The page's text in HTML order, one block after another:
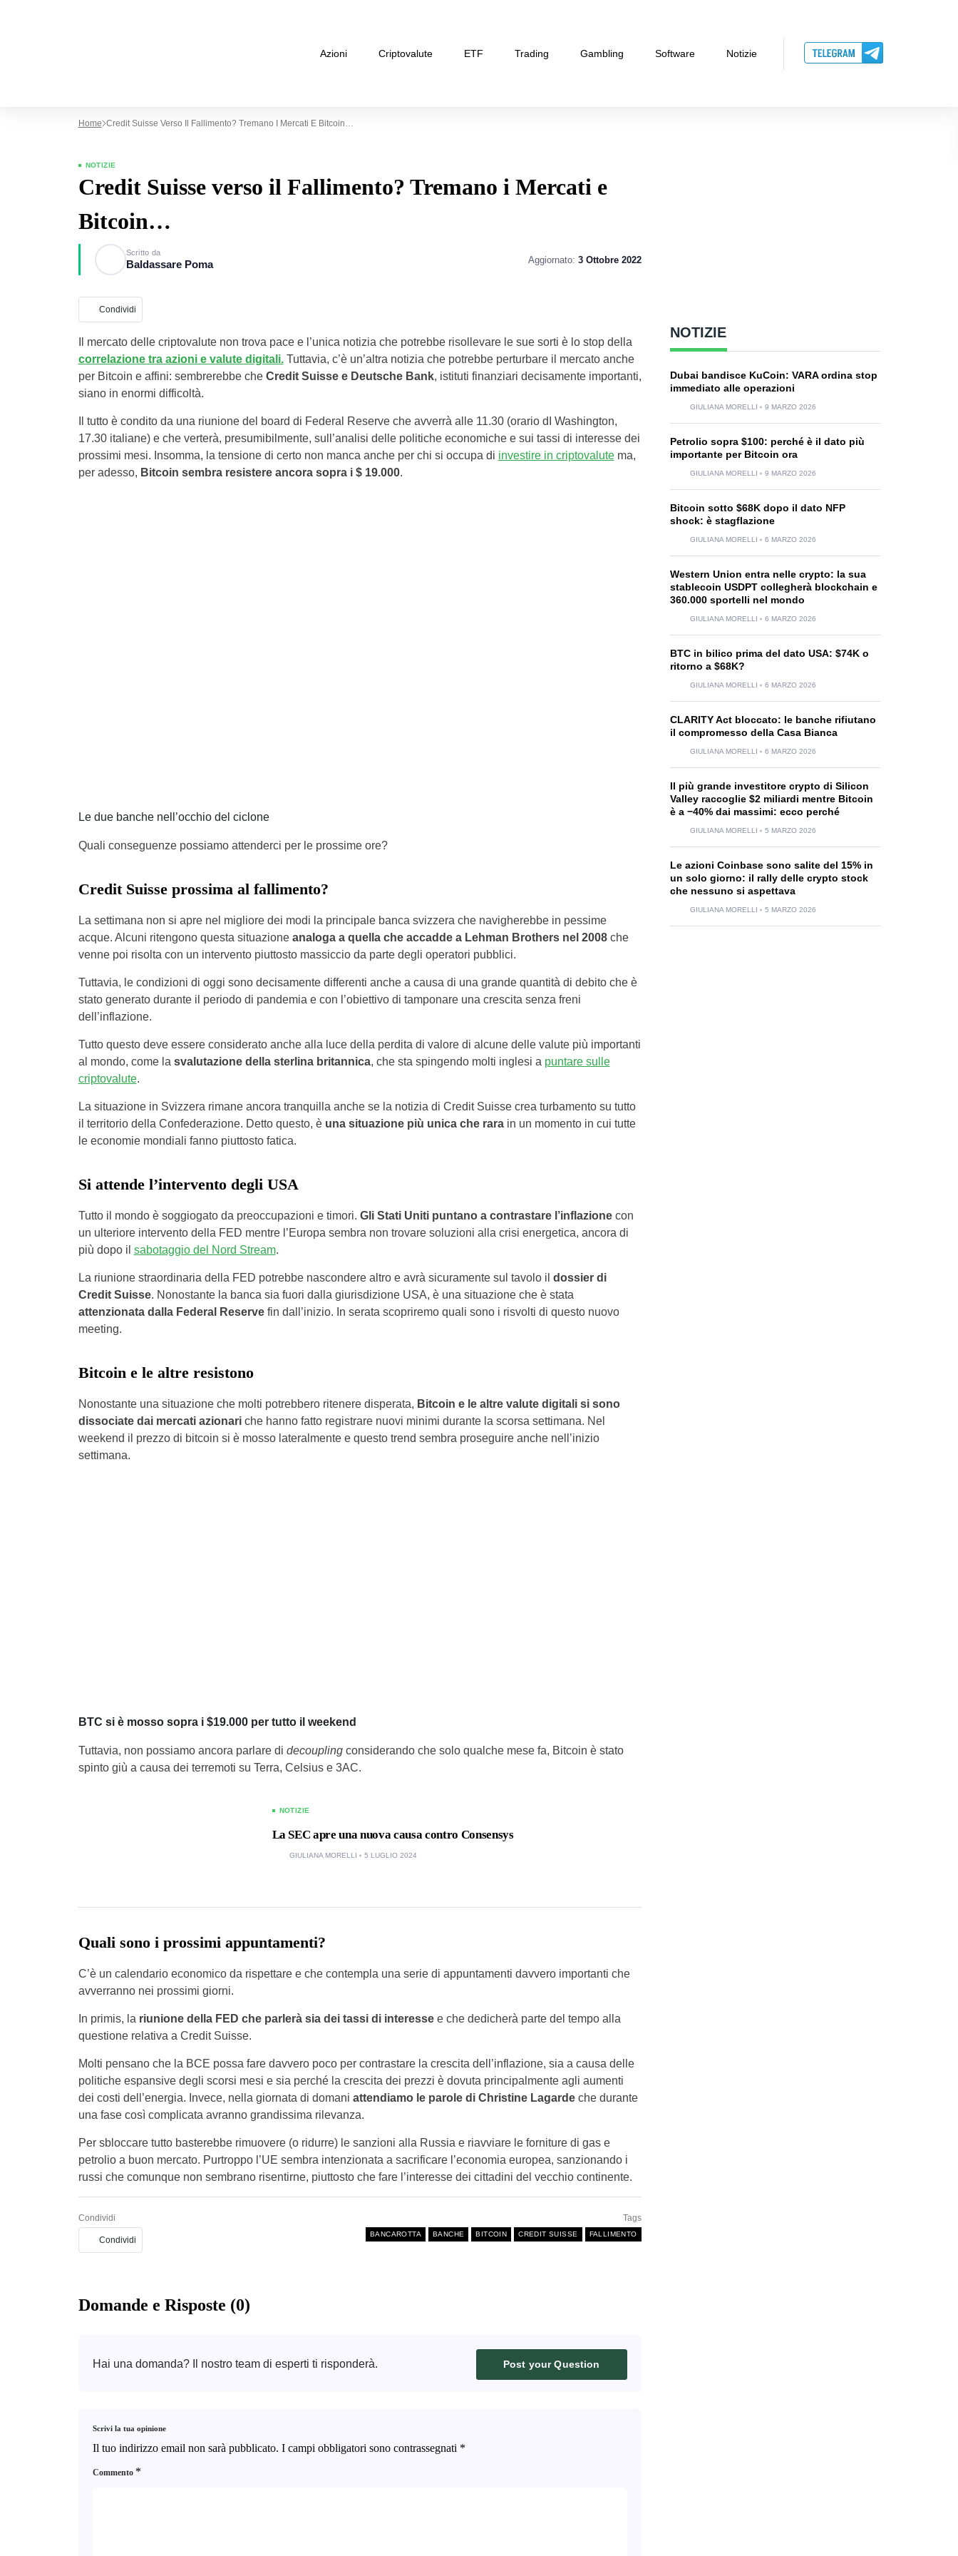
Azioni Criptovalute ETF Trading Gambling Software Notizie
Home Credit Suisse Verso Il Fallimento? Tremano I Mercati E Bitcoin…
NOTIZIE
Credit Suisse verso il Fallimento? Tremano i Mercati e
Bitcoin…
Scritto da
Baldassare Poma Aggiornato: 3 Ottobre 2022
Condividi
Il mercato delle criptovalute non trova pace e l’unica notizia che potrebbe risollevare le sue sorti è lo stop della
correlazione tra azioni e valute digitali.Tuttavia, c’è un’altra notizia che potrebbe perturbare il mercato anche
per Bitcoin e affini: sembrerebbe che Credit Suisse e Deutsche Bank, istituti finanziari decisamente importanti,
siano in enormi difficoltà.
Il tutto è condito da una riunione del board di Federal Reserve che avverrà alle 11.30 (orario dI Washington,
17.30 italiane) e che verterà, presumibilmente, sull’analisi delle politiche economiche e sui tassi di interesse dei
prossimi mesi. Insomma, la tensione di certo non manca anche per chi si occupa di investire in criptovalutema,
per adesso, Bitcoin sembra resistere ancora sopra i $ 19.000.
Le due banche nell’occhio del ciclone
Quali conseguenze possiamo attenderci per le prossime ore?
Credit Suisse prossima al fallimento?
La settimana non si apre nel migliore dei modi la principale banca svizzera che navigherebbe in pessime
acque. Alcuni ritengono questa situazioneanaloga a quella che accadde a Lehman Brothers nel 2008che
venne poi risolta con un intervento piuttosto massiccio da parte degli operatori pubblici.
Tuttavia, le condizioni di oggi sono decisamente differenti anche a causa di una grande quantità di debito che è
stato generato durante il periodo di pandemia e con l’obiettivo di tamponare una crescita senza freni
dell’inflazione.
Tutto questo deve essere considerato anche alla luce della perdita di valore di alcune delle valute più importanti
al mondo, come la svalutazione della sterlina britannica, che sta spingendo molti inglesi a puntare sulle
criptovalute.
La situazione in Svizzera rimane ancora tranquilla anche se la notizia di Credit Suisse crea turbamento su tutto
il territorio della Confederazione. Detto questo, è una situazione più unica che rarain un momento in cui tutte
le economie mondiali fanno piuttosto fatica.
Si attende l’intervento degli USA
Tutto il mondo è soggiogato da preoccupazioni e timori. Gli Stati Uniti puntano a contrastare l’inflazionecon
un ulteriore intervento della FED mentre l’Europa sembra non trovare soluzioni alla crisi energetica, ancora di
più dopo il sabotaggio del Nord Stream.
La riunione straordinaria della FED potrebbe nascondere altro e avrà sicuramente sul tavolo il dossier di
Credit Suisse. Nonostante la banca sia fuori dalla giurisdizione USA, è una situazione che è stata
attenzionata dalla Federal Reserve fin dall’inizio. In serata scopriremo quali sono i risvolti di questo nuovo
meeting.
Bitcoin e le altre resistono
Nonostante una situazione che molti potrebbero ritenere disperata, Bitcoin e le altre valute digitali si sono
dissociate dai mercati azionari che hanno fatto registrare nuovi minimi durante la scorsa settimana. Nel
weekend il prezzo di bitcoin si è mosso lateralmente e questo trend sembra proseguire anche nell’inizio
settimana.
BTC si è mosso sopra i $19.000 per tutto il weekend
Tuttavia, non possiamo ancora parlare di decoupling considerando che solo qualche mese fa, Bitcoin è stato
spinto giù a causa dei terremoti su Terra, Celsius e 3AC.
NOTIZIE
La SEC apre una nuova causa contro Consensys
GIULIANA MORELLI 5 LUGLIO 2024
Quali sono i prossimi appuntamenti?
C’è un calendario economico da rispettare e che contempla una serie di appuntamenti davvero importanti che
avverranno nei prossimi giorni.
In primis, la riunione della FED che parlerà sia dei tassi di interessee che dedicherà parte del tempo alla
questione relativa a Credit Suisse.
Molti pensano che la BCE possa fare davvero poco per contrastare la crescita dell’inflazione, sia a causa delle
politiche espansive degli scorsi mesi e sia perché la crescita dei prezzi è dovuta principalmente agli aumenti
dei costi dell’energia. Invece, nella giornata di domani attendiamo le parole di Christine Lagardeche durante
una fase così complicata avranno grandissima rilevanza.
Per sbloccare tutto basterebbe rimuovere (o ridurre) le sanzioni alla Russia e riavviare le forniture di gas e
petrolio a buon mercato. Purtroppo l’UE sembra intenzionata a sacrificare l’economia europea, sanzionando i
russi che comunque non sembrano risentirne, piuttosto che fare l’interesse dei cittadini del vecchio continente.
Condividi
Condividi
Tags
BANCAROTTA BANCHE BITCOIN CREDIT SUISSE FALLIMENTO
Domande e Risposte (0)
Hai una domanda? Il nostro team di esperti ti risponderà. Post your Question
Scrivi la tua opinione
Il tuo indirizzo email non sarà pubblicato. I campi obbligatori sono contrassegnati *
Commento *
NOTIZIE
Dubai bandisce KuCoin: VARA ordina stop
immediato alle operazioni
GIULIANA MORELLI 9 MARZO 2026
Petrolio sopra $100: perché è il dato più
importante per Bitcoin ora
GIULIANA MORELLI 9 MARZO 2026
Bitcoin sotto $68K dopo il dato NFP
shock: è stagflazione
GIULIANA MORELLI 6 MARZO 2026
Western Union entra nelle crypto: la sua
stablecoin USDPT collegherà blockchain e
360.000 sportelli nel mondo
GIULIANA MORELLI 6 MARZO 2026
BTC in bilico prima del dato USA: $74K o
ritorno a $68K?
GIULIANA MORELLI 6 MARZO 2026
CLARITY Act bloccato: le banche rifiutano
il compromesso della Casa Bianca
GIULIANA MORELLI 6 MARZO 2026
Il più grande investitore crypto di Silicon
Valley raccoglie $2 miliardi mentre Bitcoin
è a −40% dai massimi: ecco perché
GIULIANA MORELLI 5 MARZO 2026
Le azioni Coinbase sono salite del 15% in
un solo giorno: il rally delle crypto stock
che nessuno si aspettava
GIULIANA MORELLI 5 MARZO 2026